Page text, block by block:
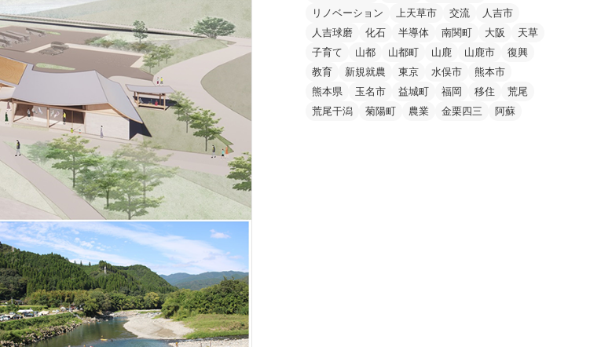
リノベーション
上天草市 交流
人吉市
人吉球磨
化石 半導体 南関町 大阪
天草
子育て
山都 山都町 山鹿 山鹿市
復興
教育
新規就農 東京 水俣市
熊本市
熊本県
玉名市 益城町 福岡 移住
荒尾
荒尾干潟
菊陽町 農業 金栗四三 阿蘇